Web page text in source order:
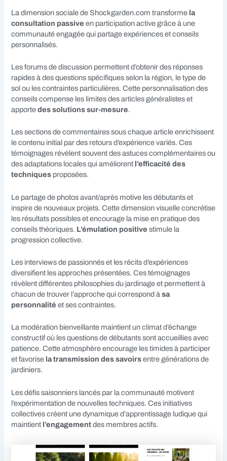
La dimension sociale de Shockgarden.com transforme la
consultation passive en participation active grâce à une
communauté engagée qui partage expériences et conseils
personnalisés.
Les forums de discussion permettent d’obtenir des réponses
rapides à des questions spécifiques selon la région, le type de
sol ou les contraintes particulières. Cette personnalisation des
conseils compense les limites des articles généralistes et
apportedes solutions sur-mesure.
Les sections de commentaires sous chaque article enrichissent
le contenu initial par des retours d’expérience variés. Ces
témoignages révèlent souvent des astuces complémentaires ou
des adaptations locales qui améliorent l’efficacité des
techniques proposées.
Le partage de photos avant/après motive les débutants et
inspire de nouveaux projets. Cette dimension visuelle concrétise
les résultats possibles et encourage la mise en pratique des
conseils théoriques. L’émulation positive stimule la
progression collective.
Les interviews de passionnés et les récits d’expériences
diversifient les approches présentées. Ces témoignages
révèlent différentes philosophies du jardinage et permettent à
chacun de trouver l’approche qui correspond àsa
personnalité et ses contraintes.
La modération bienveillante maintient un climat d’échange
constructif où les questions de débutants sont accueillies avec
patience. Cette atmosphère encourage les timides à participer
et favorise la transmission des savoirsentre générations de
jardiniers.
Les défis saisonniers lancés par la communauté motivent
l’expérimentation de nouvelles techniques. Ces initiatives
collectives créent une dynamique d’apprentissage ludique qui
maintient l’engagementdes membres actifs.